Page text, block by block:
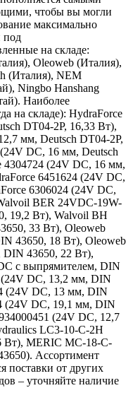
чтобы вы могли
максимально
под
на складе:
Oleoweb (Италия),
(Италия), NEM
Ningbo Hanshang
Наиболее
на складе): HydraForce
DT04-2P, 16,33 Вт),
мм, Deutsch DT04-2P,
DC, 16 мм, Deutsch
4304724 (24V DC, 16 мм,
6451624 (24V DC,
6306024 (24V DC,
BER 24VDC-19W-
19,2 Вт), Walvoil BH
33 Вт), Oleoweb
43650, 18 Вт), Oleoweb
43650, 22 Вт),
с выпрямителем, DIN
(24V DC, 13,2 мм, DIN
(24V DC, 13 мм, DIN
(24V DC, 19,1 мм, DIN
(24V DC, 12,7
LC3-10-C-2H
Вт), MERIC MC-18-C-
Ассортимент
поставки от других
– уточняйте наличие